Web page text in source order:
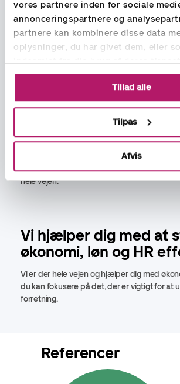
vores partnere inden for sociale
annonceringspartnere og
partnere kan kombinere disse data
oplysninger, du har givet dem, eller
indsamlet fra din brug af deres
Tillad alle
Tilpas
Afvis
Frigør tid til
forretningen
Du får frigjort tid til udviklingen af din
outsourcer dit bogholderi og regnskab til
Du får effektive systemer og en personlig
Lad os tage en snak om mulighederne for
regnskab og løn. Vi har effektive processer
hele vejen.
Vi hjælper dig med at
økonomi, løn og HR
Vi er der hele vejen og hjælper dig med
du kan fokusere på det, der er vigtigt for at
forretning.
Referencer